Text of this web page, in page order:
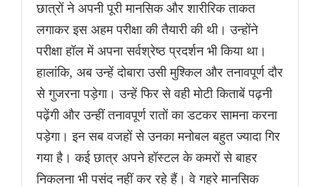
छात्रों ने अपनी पूरी मानसिक और शारीरिक ताकत
लगाकर इस अहम परीक्षा की तैयारी की थी। उन्होंने
परीक्षा हॉल में अपना सर्वश्रेष्ठ प्रदर्शन भी किया था।
हालांकि, अब उन्हें दोबारा उसी मुश्किल और तनावपूर्ण दौर
से गुजरना पड़ेगा। उन्हें फिर से वही मोटी किताबें पढ़नी
पढ़ेंगी और उन्हीं तनावपूर्ण रातों का डटकर सामना करना
पड़ेगा। इन सब वजहों से उनका मनोबल बहुत ज्यादा गिर
गया है। कई छात्र अपने हॉस्टल के कमरों से बाहर
निकलना भी पसंद नहीं कर रहे हैं। वे गहरे मानसिक